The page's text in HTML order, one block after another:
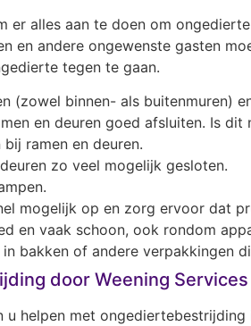
er alles aan te doen om
en andere ongewenste gasten
tegen te gaan.
(zowel binnen- als buitenmuren)
en deuren goed afsluiten. Is
ramen en deuren.
zo veel mogelijk gesloten.
mogelijk op en zorg ervoor dat
en vaak schoon, ook rondom
bakken of andere verpakkingen
door Weening Services
u helpen met ongediertebestrijding